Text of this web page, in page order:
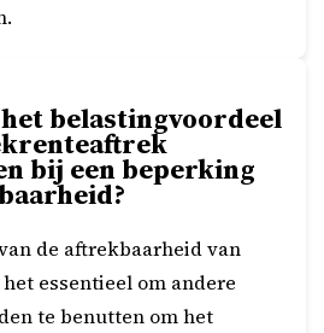
belastingvoordeel
bij een beperking
de aftrekbaarheid van
essentieel om andere
te benutten om het